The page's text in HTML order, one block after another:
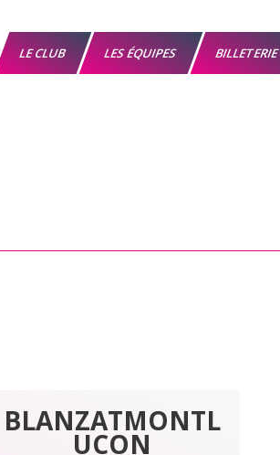
LE CLUB LES ÉQUIPES BILLETERIE
BLANZATMONTL
UCON